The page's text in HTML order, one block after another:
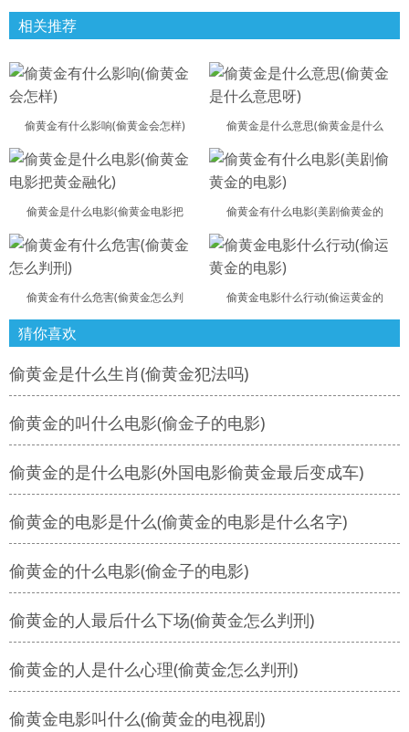
相关推荐
偷黄金有什么影响(偷黄金会怎样) 偷黄金是什么意思(偷黄金是什么
偷黄金是什么电影(偷黄金电影把 偷黄金有什么电影(美剧偷黄金的
偷黄金有什么危害(偷黄金怎么判 偷黄金电影什么行动(偷运黄金的
猜你喜欢
偷黄金是什么生肖(偷黄金犯法吗)
偷黄金的叫什么电影(偷金子的电影)
偷黄金的是什么电影(外国电影偷黄金最后变成车)
偷黄金的电影是什么(偷黄金的电影是什么名字)
偷黄金的什么电影(偷金子的电影)
偷黄金的人最后什么下场(偷黄金怎么判刑)
偷黄金的人是什么心理(偷黄金怎么判刑)
偷黄金电影叫什么(偷黄金的电视剧)